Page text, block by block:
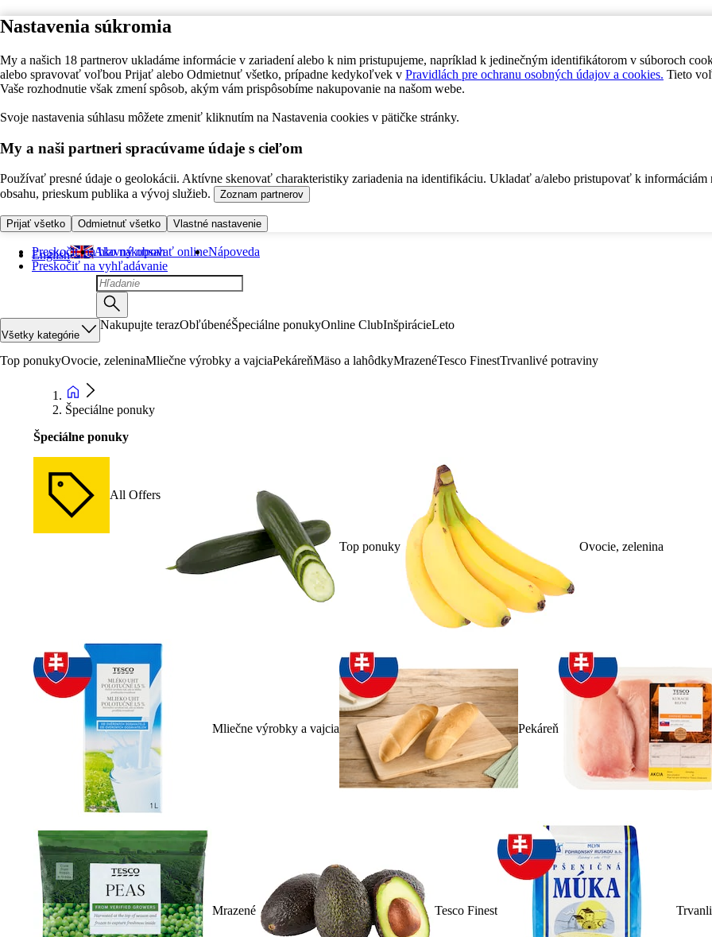
Nastavenia súkromia
My a našich 18 partnerov ukladáme informácie v zariadení alebo k nim pristupujeme, napríklad k jedinečným identifikátorom v súboroch
alebo spravovať voľbou Prijať alebo Odmietnuť všetko, prípadne kedykoľvek v Pravidlách pre ochranu osobných údajov a cookies. Tieto
Vaše rozhodnutie však zmení spôsob, akým vám prispôsobíme nakupovanie na našom webe.
Svoje nastavenia súhlasu môžete zmeniť kliknutím na Nastavenia cookies v pätičke stránky.
My a naši partneri spracúvame údaje s cieľom
Používať presné údaje o geolokácii. Aktívne skenovať charakteristiky zariadenia na identifikáciu. Ukladať a/alebo pristupovať k informáciám
obsahu, prieskum publika a vývoj služieb.
Zoznam partnerov
Prijať všetko Odmietnuť všetko Vlastné nastavenie
Preskočiť na hlavný obsah
Preskočiť na vyhľadávanie
English Ako nakupovať onlineNápoveda
Všetky kategórie
Nakupujte terazObľúbenéŠpeciálne ponukyOnline ClubInšpirácieLeto
Top ponukyOvocie, zeleninaMliečne výrobky a vajciaPekáreňMäso a lahôdkyMrazenéTesco FinestTrvanlivé potraviny
Špeciálne ponuky
Špeciálne ponuky
All Offers
Top ponuky Ovocie, zelenina
Mliečne výrobky a vajcia Pekáreň
Mrazené Tesco Finest